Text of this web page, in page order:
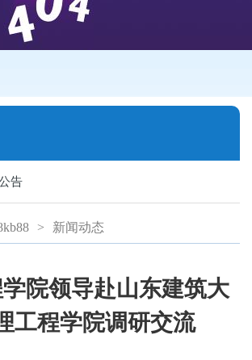
告
> 新闻动态
院领导赴山东建筑大
工程学院调研交流